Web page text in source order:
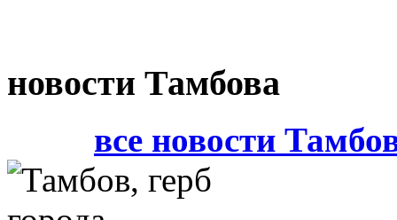
новости Тамбова
все новости